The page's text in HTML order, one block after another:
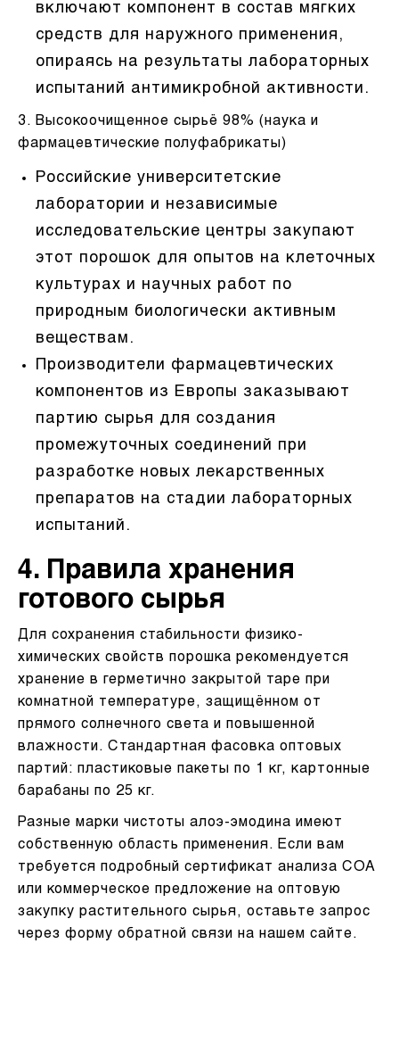
включают компонент в состав мягких
средств для наружного применения,
опираясь на результаты лабораторных
испытаний антимикробной активности.
3. Высокоочищенное сырьё 98% (наука и
фармацевтические полуфабрикаты)
Российские университетские
лаборатории и независимые
исследовательские центры закупают
этот порошок для опытов на клеточных
культурах и научных работ по
природным биологически активным
веществам.
Производители фармацевтических
компонентов из Европы заказывают
партию сырья для создания
промежуточных соединений при
разработке новых лекарственных
препаратов на стадии лабораторных
испытаний.
4. Правила хранения
готового сырья
Для сохранения стабильности физико-
химических свойств порошка рекомендуется
хранение в герметично закрытой таре при
комнатной температуре, защищённом от
прямого солнечного света и повышенной
влажности. Стандартная фасовка оптовых
партий: пластиковые пакеты по 1 кг, картонные
барабаны по 25 кг.
Разные марки чистоты алоэ-эмодина имеют
собственную область применения. Если вам
требуется подробный сертификат анализа СОА
или коммерческое предложение на оптовую
закупку растительного сырья, оставьте запрос
через форму обратной связи на нашем сайте.